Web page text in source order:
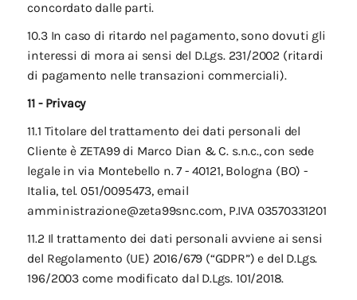
concordato dalle parti.
10.3 In caso di ritardo nel pagamento, sono dovuti gli
interessi di mora ai sensi del D.Lgs. 231/2002 (ritardi
di pagamento nelle transazioni commerciali).
11 - Privacy
11.1 Titolare del trattamento dei dati personali del
Cliente è ZETA99 di Marco Dian & C. s.n.c., con sede
legale in via Montebello n. 7 - 40121, Bologna (BO) -
Italia, tel. 051/0095473, email
amministrazione@zeta99snc.com, P.IVA 03570331201
11.2 Il trattamento dei dati personali avviene ai sensi
del Regolamento (UE) 2016/679 (“GDPR”) e del D.Lgs.
196/2003 come modificato dal D.Lgs. 101/2018.